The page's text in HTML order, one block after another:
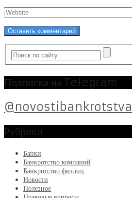
Подписка на Telegram
@novostibankrotstva
Рубрики
Банки
Банкротство компаний
Банкротство физлиц
Новости
Полезное